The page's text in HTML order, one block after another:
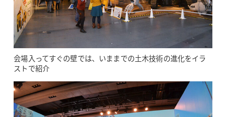
会場入ってすぐの壁では、いままでの土木技術の進化をイラ
ストで紹介